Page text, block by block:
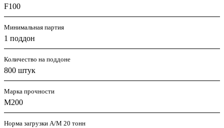
F100
Минимальная партия
1 поддон
Количество на поддоне
800 штук
Марка прочности
M200
Норма загрузки А/М 20 тонн